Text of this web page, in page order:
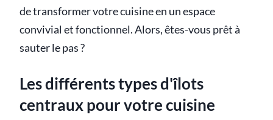
de transformer votre cuisine en un espace
convivial et fonctionnel. Alors, êtes-vous prêt à
sauter le pas ?
Les différents types d'îlots
centraux pour votre cuisine